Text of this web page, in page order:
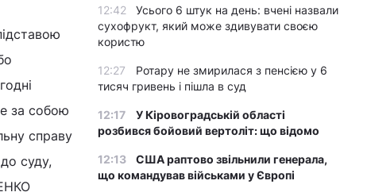
за собою
справу
суду,
12:42
Усього 6 штук на день: вчені назвали
сухофрукт, який може здивувати своєю
користю
12:27
Ротару не змирилася з пенсією у 6
тисяч гривень і пішла в суд
12:17
У Кіровоградській області
розбився бойовий вертоліт: що відомо
12:13
США раптово звільнили генерала,
що командував військами у Європі